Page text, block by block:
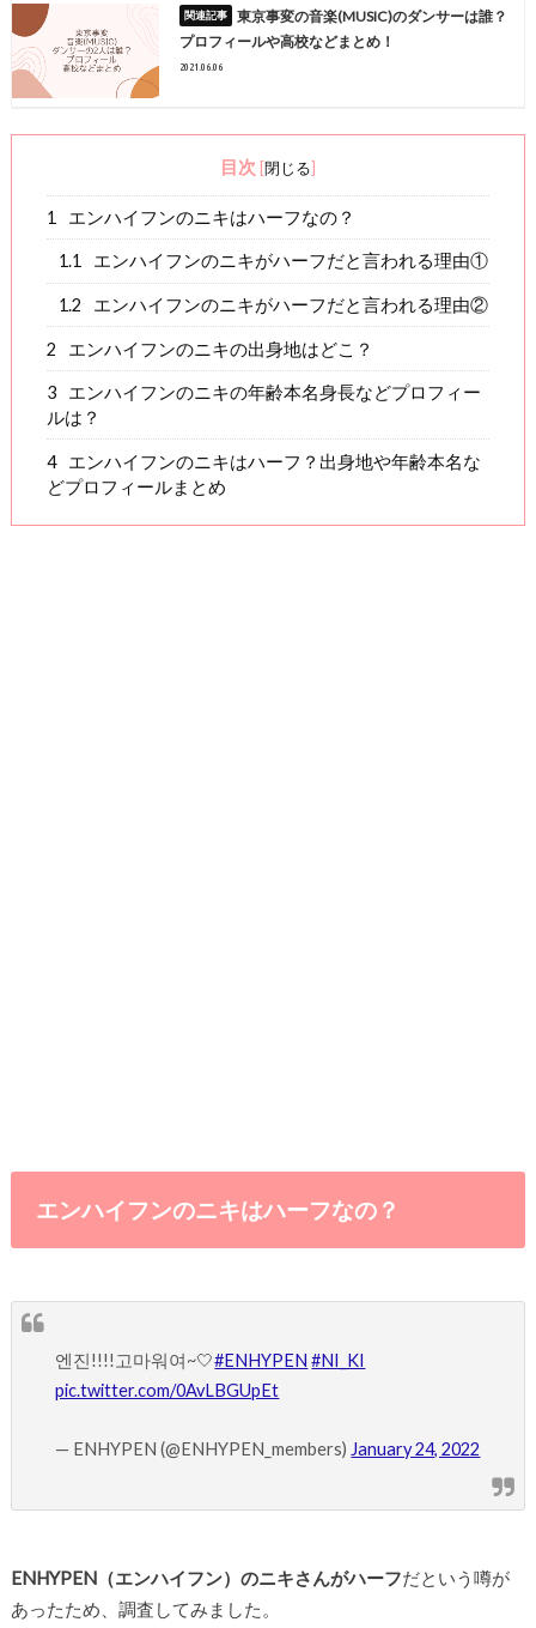
東京事変の音楽(MUSIC)のダンサーは誰？
プロフィールや高校などまとめ！
2021.06.06
目次 [閉じる]
1 エンハイフンのニキはハーフなの？
1.1 エンハイフンのニキがハーフだと言われる理由①
1.2 エンハイフンのニキがハーフだと言われる理由②
2 エンハイフンのニキの出身地はどこ？
3
エンハイフンのニキの年齢本名身長などプロフィー
ルは？
4
エンハイフンのニキはハーフ？出身地や年齢本名な
どプロフィールまとめ
エンハイフンのニキはハーフなの？
엔진!!!!고마워여~🤍#ENHYPEN #NI_KI
pic.twitter.com/0AvLBGUpEt
— ENHYPEN (@ENHYPEN_members) January 24, 2022
ENHYPEN（エンハイフン）のニキさんがハーフだという噂が
あったため、調査してみました。